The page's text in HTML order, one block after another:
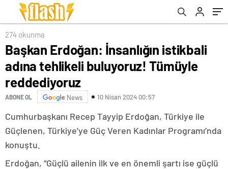
274 okunma
Başkan Erdoğan: İnsanlığın istikbali
adına tehlikeli buluyoruz! Tümüyle
reddediyoruz
ABONE OL News 10 Nisan 2024 00:57
Cumhurbaşkanı Recep Tayyip Erdoğan, Türkiye ile
Güçlenen, Türkiye’ye Güç Veren Kadınlar Programı’nda
konuştu.
Erdoğan, “Güçlü ailenin ilk ve en önemli şartı ise güçlü